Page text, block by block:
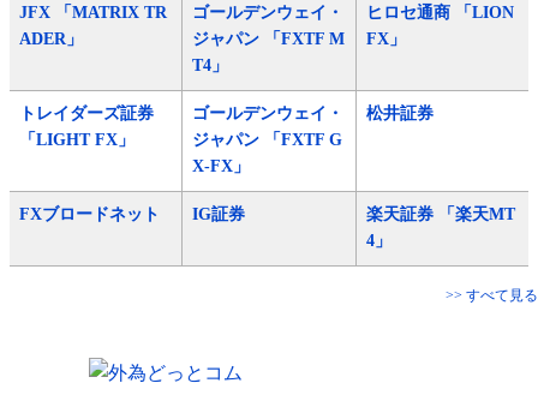
JFX 「MATRIX TR
ADER」
ゴールデンウェイ・
ジャパン 「FXTF M
T4」
ヒロセ通商 「LION
FX」
トレイダーズ証券
「LIGHT FX」
ゴールデンウェイ・
ジャパン 「FXTF G
X-FX」
松井証券
FXブロードネット IG証券
楽天証券 「楽天MT
4」
>> すべて見る